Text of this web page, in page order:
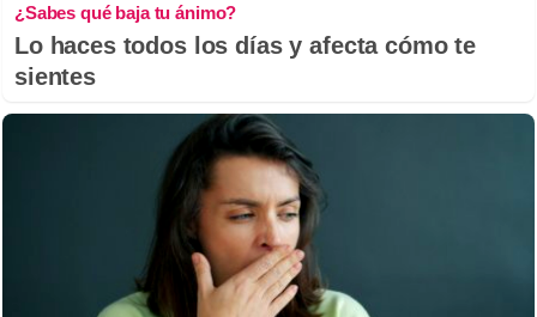
¿Sabes qué baja tu ánimo?
Lo haces todos los días y afecta cómo te
sientes